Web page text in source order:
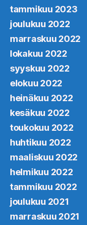
tammikuu 2023
joulukuu 2022
marraskuu 2022
lokakuu 2022
syyskuu 2022
elokuu 2022
heinäkuu 2022
kesäkuu 2022
toukokuu 2022
huhtikuu 2022
maaliskuu 2022
helmikuu 2022
tammikuu 2022
joulukuu 2021
marraskuu 2021